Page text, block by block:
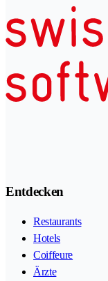
Entdecken
Restaurants
Hotels
Coiffeure
Ärzte